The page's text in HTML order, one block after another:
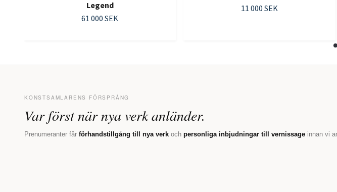
Legend
61 000 SEK
11 000 SEK
KONSTSAMLARENS FÖRSPRÅNG
Var först när nya verk anländer.
Prenumeranter får förhandstillgång till nya verk och personliga inbjudningar till vernissage innan vi